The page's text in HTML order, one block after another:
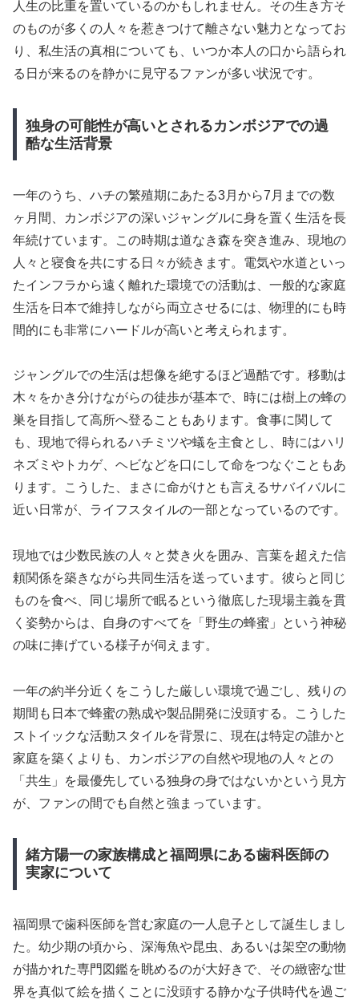
人生の比重を置いているのかもしれません。その生き方そ
のものが多くの人々を惹きつけて離さない魅力となってお
り、私生活の真相についても、いつか本人の口から語られ
る日が来るのを静かに見守るファンが多い状況です。
独身の可能性が高いとされるカンボジアでの過
酷な生活背景
一年のうち、ハチの繁殖期にあたる3月から7月までの数
ヶ月間、カンボジアの深いジャングルに身を置く生活を長
年続けています。この時期は道なき森を突き進み、現地の
人々と寝食を共にする日々が続きます。電気や水道といっ
たインフラから遠く離れた環境での活動は、一般的な家庭
生活を日本で維持しながら両立させるには、物理的にも時
間的にも非常にハードルが高いと考えられます。
ジャングルでの生活は想像を絶するほど過酷です。移動は
木々をかき分けながらの徒歩が基本で、時には樹上の蜂の
巣を目指して高所へ登ることもあります。食事に関して
も、現地で得られるハチミツや蟻を主食とし、時にはハリ
ネズミやトカゲ、ヘビなどを口にして命をつなぐこともあ
ります。こうした、まさに命がけとも言えるサバイバルに
近い日常が、ライフスタイルの一部となっているのです。
現地では少数民族の人々と焚き火を囲み、言葉を超えた信
頼関係を築きながら共同生活を送っています。彼らと同じ
ものを食べ、同じ場所で眠るという徹底した現場主義を貫
く姿勢からは、自身のすべてを「野生の蜂蜜」という神秘
の味に捧げている様子が伺えます。
一年の約半分近くをこうした厳しい環境で過ごし、残りの
期間も日本で蜂蜜の熟成や製品開発に没頭する。こうした
ストイックな活動スタイルを背景に、現在は特定の誰かと
家庭を築くよりも、カンボジアの自然や現地の人々との
「共生」を最優先している独身の身ではないかという見方
が、ファンの間でも自然と強まっています。
緒方陽一の家族構成と福岡県にある歯科医師の
実家について
福岡県で歯科医師を営む家庭の一人息子として誕生しまし
た。幼少期の頃から、深海魚や昆虫、あるいは架空の動物
が描かれた専門図鑑を眺めるのが大好きで、その緻密な世
界を真似て絵を描くことに没頭する静かな子供時代を過ご